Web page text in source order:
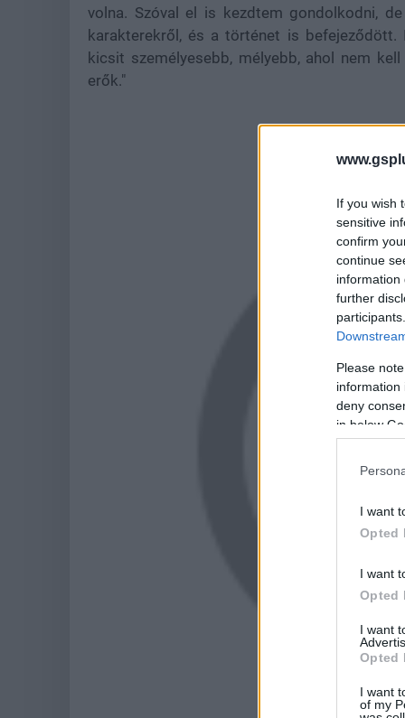
If you wish
sensitive
confirm
continue
information
further
Please
information
deny
in below
I want
Opted
I want
Opted
I want
Opted
I want
of my
volna. Szóval el is kezdtem gondolkodni,
karakterekről, és a történet is
kicsit személyesebb, mélyebb, ahol nem
erők."